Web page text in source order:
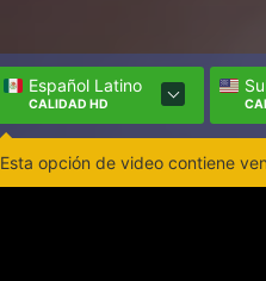
Español Latino
CALIDAD HD
Esta opción de video contiene